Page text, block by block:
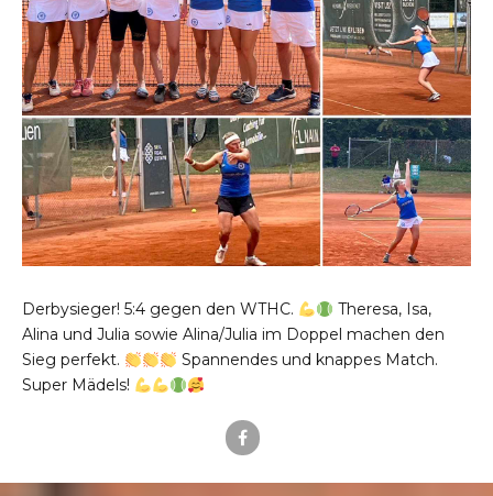
Derbysieger! 5:4 gegen den WTHC.
Theresa, Isa,
Alina und Julia sowie Alina/Julia im Doppel machen den
Sieg perfekt.
Spannendes und knappes Match.
Super Mädels!